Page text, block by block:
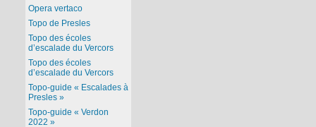
Opera vertaco
Topo de Presles
Topo des écoles
d’escalade du Vercors
Topo des écoles
d’escalade du Vercors
Topo-guide « Escalades à
Presles »
Topo-guide « Verdon
2022 »